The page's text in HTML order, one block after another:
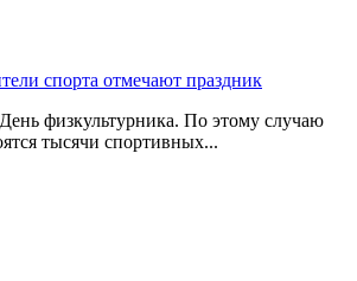
спорта отмечают праздник
физкультурника. По этому случаю
тысячи спортивных...